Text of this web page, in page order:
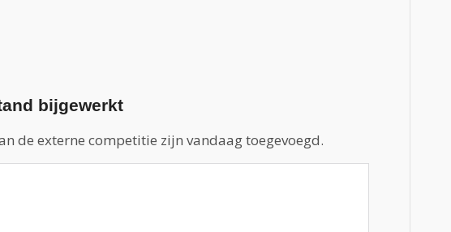
bijgewerkt
de externe competitie zijn vandaag toegevoegd.